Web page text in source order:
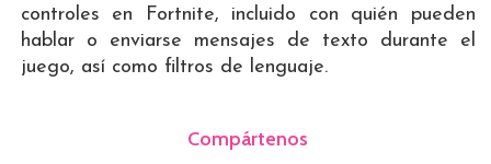
controles en Fortnite, incluido con quién pueden
hablar o enviarse mensajes de texto durante el
juego, así como filtros de lenguaje.
Compártenos